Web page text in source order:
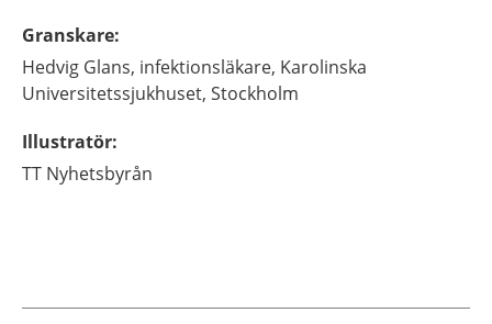
Granskare:
Hedvig Glans, infektionsläkare, Karolinska
Universitetssjukhuset, Stockholm
Illustratör:
TT Nyhetsbyrån